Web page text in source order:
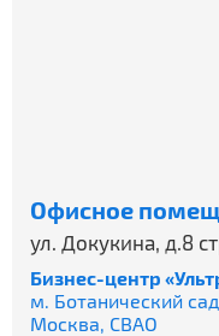
Офисное
ул. Докукина, д.8
Бизнес-центр
м. Ботанический сад
Москва, СВАО